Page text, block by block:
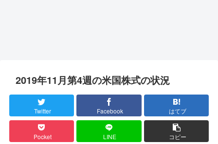
2019年11月第4週の米国株式の状況
Twitter Facebook はてブ
Pocket LINE コピー